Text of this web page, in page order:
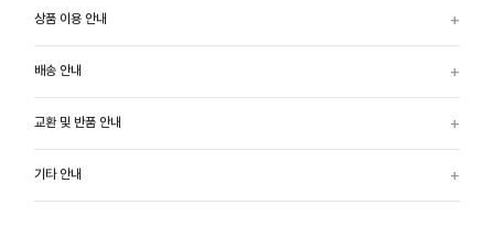
상품 이용 안내
배송 안내
교환 및 반품 안내
기타 안내